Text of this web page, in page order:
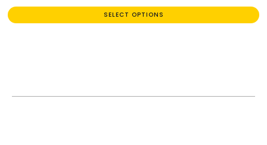
SELECT OPTIONS